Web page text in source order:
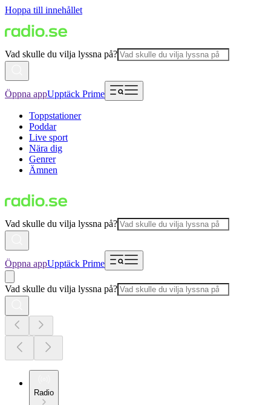
Hoppa till innehållet
Vad skulle du vilja lyssna på?
Öppna appUpptäck Prime
Toppstationer
Poddar
Live sport
Nära dig
Genrer
Ämnen
Vad skulle du vilja lyssna på?
Öppna appUpptäck Prime
Vad skulle du vilja lyssna på?
Radio